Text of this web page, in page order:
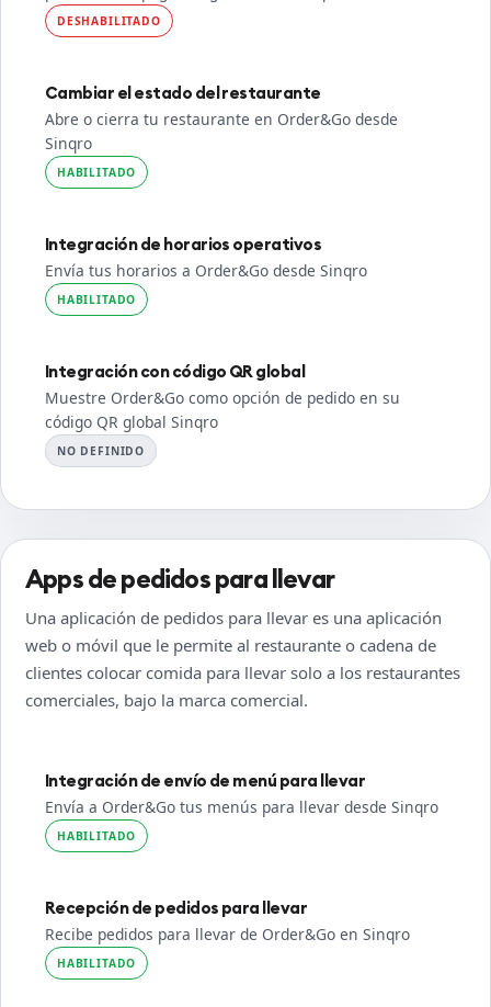
DESHABILITADO
Cambiar el estado del restaurante
Abre o cierra tu restaurante en Order&Go desde
Sinqro
HABILITADO
Integración de horarios operativos
Envía tus horarios a Order&Go desde Sinqro
HABILITADO
Integración con código QR global
Muestre Order&Go como opción de pedido en su
código QR global Sinqro
NO DEFINIDO
Apps de pedidos para llevar
Una aplicación de pedidos para llevar es una aplicación
web o móvil que le permite al restaurante o cadena de
clientes colocar comida para llevar solo a los restaurantes
comerciales, bajo la marca comercial.
Integración de envío de menú para llevar
Envía a Order&Go tus menús para llevar desde Sinqro
HABILITADO
Recepción de pedidos para llevar
Recibe pedidos para llevar de Order&Go en Sinqro
HABILITADO